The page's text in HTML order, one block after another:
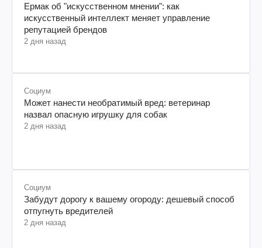
Ермак об "искусственном мнении": как
искусственный интеллект меняет управление
репутацией брендов
2 дня назад
Социум
Может нанести необратимый вред: ветеринар
назвал опасную игрушку для собак
2 дня назад
Социум
Забудут дорогу к вашему огороду: дешевый способ
отпугнуть вредителей
2 дня назад